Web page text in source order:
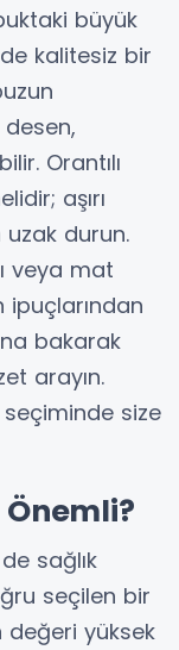
büyük
kalitesiz bir
Orantılı
aşırı
durun.
veya mat
ipuçlarından
bakarak
arayın.
size
sağlık
seçilen bir
değeri yüksek